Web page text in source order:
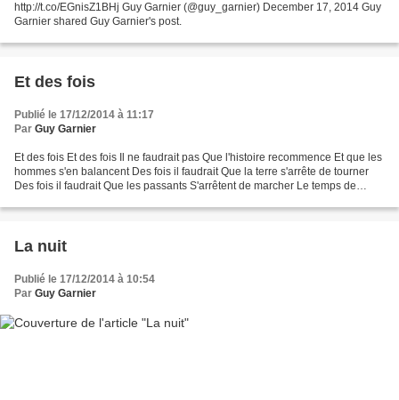
http://t.co/EGnisZ1BHj Guy Garnier (@guy_garnier) December 17, 2014 Guy
Garnier shared Guy Garnier's post.
Et des fois
Publié le 17/12/2014 à 11:17
Par Guy Garnier
Et des fois Et des fois Il ne faudrait pas Que l'histoire recommence Et que les
hommes s'en balancent Des fois il faudrait Que la terre s'arrête de tourner
Des fois il faudrait Que les passants S'arrêtent de marcher Le temps de
La nuit
Publié le 17/12/2014 à 10:54
Par Guy Garnier